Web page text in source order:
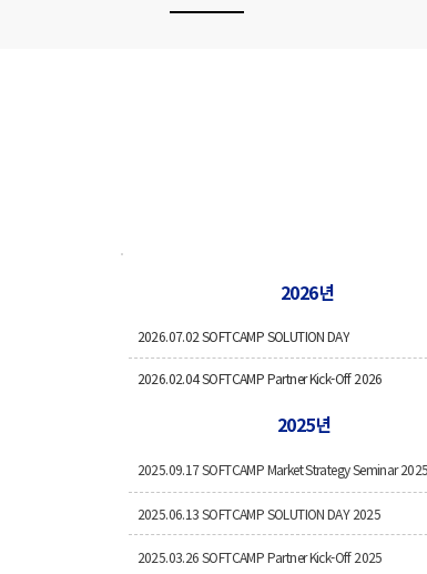
2026년
2026.02.04 SOFTCAMP Partner Kick-Off 2026
2026.07.02 SOFTCAMP SOLUTION DAY
2025년
2025.09.17 SOFTCAMP Market Strategy Seminar 2025
2025.03.26 SOFTCAMP Partner Kick-Off 2025
2025.06.13 SOFTCAMP SOLUTION DAY 2025